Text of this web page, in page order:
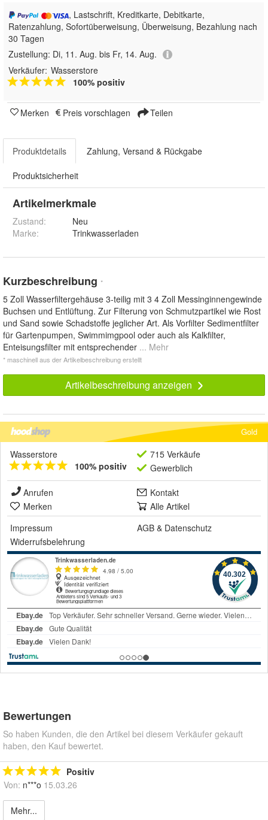
, Lastschrift, Kreditkarte, Debitkarte,
Ratenzahlung, Sofortüberweisung, Überweisung, Bezahlung nach
30 Tagen
Zustellung: Di, 11. Aug. bis Fr, 14. Aug.
Verkäufer: Wasserstore
100% positiv
Merken Preis vorschlagen Teilen
Produktdetails Zahlung, Versand & Rückgabe
Produktsicherheit
Artikelmerkmale
Zustand:
Neu
Marke:
Trinkwasserladen
Kurzbeschreibung *
5 Zoll Wasserfiltergehäuse 3-teilig mit 3 4 Zoll Messinginnengewinde
Buchsen und Entlüftung. Zur Filterung von Schmutzpartikel wie Rost
und Sand sowie Schadstoffe jeglicher Art. Als Vorfilter Sedimentfilter
für Gartenpumpen, Swimmimgpool oder auch als Kalkfilter,
Enteisungsfilter mit entsprechender ... Mehr
* maschinell aus der Artikelbeschreibung erstellt
Artikelbeschreibung anzeigen
Gold
Wasserstore
100% positiv
715 Verkäufe
Gewerblich
Anrufen
Kontakt
Merken
Alle Artikel
Impressum
AGB & Datenschutz
Widerrufsbelehrung
Bewertungen
So haben Kunden, die den Artikel bei diesem Verkäufer gekauft
haben, den Kauf bewertet.
Positiv
Von: n***o 15.03.26
Mehr...